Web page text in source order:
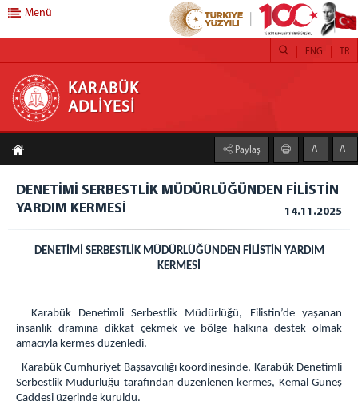
KARABÜK ADLİYESİ
ANASAYFA
ADLİYEMİZ
Karabük Adliyesi
Birimlerimiz
Faaliyet Raporları
Denetimli Serbestlik
Ceza İnfaz Kurumlarımız
T Tipi Kapalı ve Açık CİK
Eskipazar Açık Ceza İnfaz Kurumu
C.BAŞSAVCILIĞI
Menü
KARABÜK
ADLİYESİ
TR
ENG
Paylaş A- A+
DENETİMİ SERBESTLİK MÜDÜRLÜĞÜNDEN FİLİSTİN
YARDIM KERMESİ
14.11.2025
DENETİMİ SERBESTLİK MÜDÜRLÜĞÜNDEN FİLİSTİN YARDIM
KERMESİ
Karabük Denetimli Serbestlik Müdürlüğü, Filistin’de yaşanan
insanlık dramına dikkat çekmek ve bölge halkına destek olmak
amacıyla kermes düzenledi.
Karabük Cumhuriyet Başsavcılığı koordinesinde, Karabük Denetimli
Serbestlik Müdürlüğü tarafından düzenlenen kermes, Kemal Güneş
Caddesi üzerinde kuruldu.